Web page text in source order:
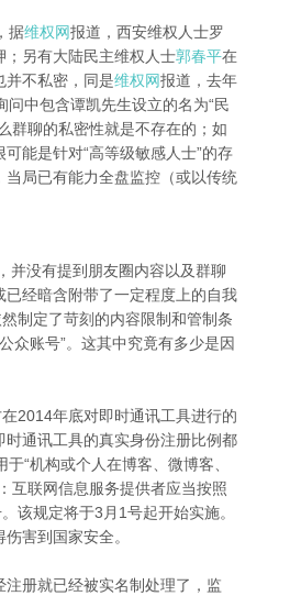
据维权网报道，西安维权人士罗
另有大陆民主维权人士郭春平在
并不私密，同是维权网报道，去年
中包含谭凯先生设立的名为“民
群聊的私密性就是不存在的；如
能是针对“高等级敏感人士”的存
局已有能力全盘监控（或以传统
并没有提到朋友圈内容以及群聊
经暗含附带了一定程度上的自我
制定了苛刻的内容限制和管制条
众账号”。这其中究竟有多少是因
2014年底对即时通讯工具进行的
通讯工具的真实身份注册比例都
“机构或个人在博客、微博客、
互联网信息服务提供者应当按照
该规定将于3月1号起开始实施。
害到国家安全。
册就已经被实名制处理了，监